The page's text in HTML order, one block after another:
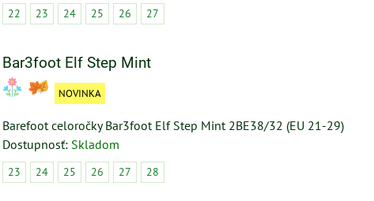
22 23 24 25 26 27
Bar3foot Elf Step Mint
NOVINKA
Barefoot celoročky Bar3foot Elf Step Mint 2BE38/32 (EU 21-29)
Dostupnosť: Skladom
23 24 25 26 27 28